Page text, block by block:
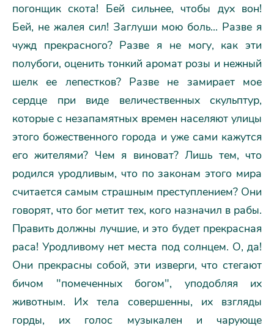
погонщик скота! Бей сильнее, чтобы дух вон!
Бей, не жалея сил! Заглуши мою боль... Разве я
чужд прекрасного? Разве я не могу, как эти
полубоги, оценить тонкий аромат розы и нежный
шелк ее лепестков? Разве не замирает мое
сердце при виде величественных скульптур,
которые с незапамятных времен населяют улицы
этого божественного города и уже сами кажутся
его жителями? Чем я виноват? Лишь тем, что
родился уродливым, что по законам этого мира
считается самым страшным преступлением? Они
говорят, что бог метит тех, кого назначил в рабы.
Править должны лучшие, и это будет прекрасная
раса! Уродливому нет места под солнцем. О, да!
Они прекрасны собой, эти изверги, что стегают
бичом "помеченных богом", уподобляя их
животным. Их тела совершенны, их взгляды
горды, их голос музыкален и чарующе